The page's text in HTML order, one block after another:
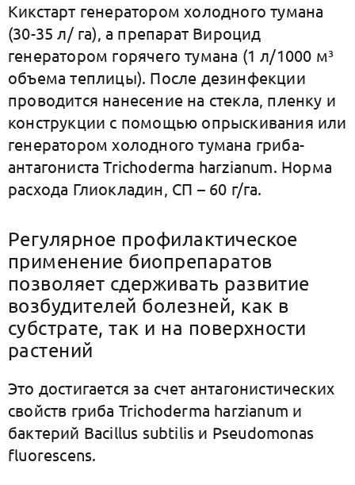
Кикстарт генератором холодного тумана
(30-35 л/ га), а препарат Вироцид
генератором горячего тумана (1 л/1000 м³
объема теплицы). После дезинфекции
проводится нанесение на стекла, пленку и
конструкции с помощью опрыскивания или
генератором холодного тумана гриба-
антагониста Trichoderma harzianum. Норма
расхода Глиокладин, СП – 60 г/га.
Регулярное профилактическое
применение биопрепаратов
позволяет сдерживать развитие
возбудителей болезней, как в
субстрате, так и на поверхности
растений
Это достигается за счет антагонистических
свойств гриба Trichoderma harzianum и
бактерий Bacillus subtilis и Pseudomonas
fluorescens.